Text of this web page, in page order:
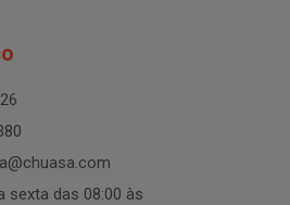
sexta das 08:00 às